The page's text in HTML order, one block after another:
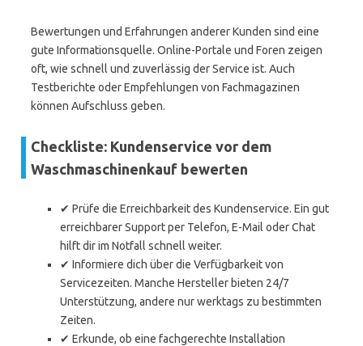
Bewertungen und Erfahrungen anderer Kunden sind eine
gute Informationsquelle. Online-Portale und Foren zeigen
oft, wie schnell und zuverlässig der Service ist. Auch
Testberichte oder Empfehlungen von Fachmagazinen
können Aufschluss geben.
Checkliste: Kundenservice vor dem
Waschmaschinenkauf bewerten
✔ Prüfe die Erreichbarkeit des Kundenservice. Ein gut
erreichbarer Support per Telefon, E-Mail oder Chat
hilft dir im Notfall schnell weiter.
✔ Informiere dich über die Verfügbarkeit von
Servicezeiten. Manche Hersteller bieten 24/7
Unterstützung, andere nur werktags zu bestimmten
Zeiten.
✔ Erkunde, ob eine fachgerechte Installation